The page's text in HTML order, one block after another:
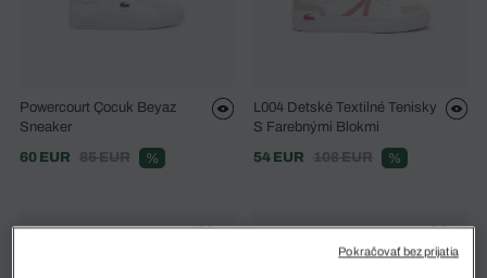
Powercourt Çocuk Beyaz
Sneaker
60 EUR
85 EUR %
L004 Detské Textilné Tenisky
S Farebnými Blokmi
54 EUR
108 EUR %
Pokračovať bez prijatia